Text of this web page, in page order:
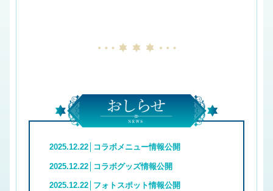
2025.12.22│コラボメニュー情報公開
2025.12.22│コラボグッズ情報公開
2025.12.22│フォトスポット情報公開